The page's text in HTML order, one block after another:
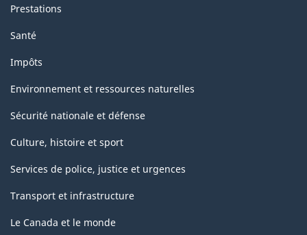
Prestations
Santé
Impôts
Environnement et ressources naturelles
Sécurité nationale et défense
Culture, histoire et sport
Services de police, justice et urgences
Transport et infrastructure
Le Canada et le monde